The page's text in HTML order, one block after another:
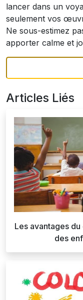
lancer dans un
seulement vos
Ne sous-estimez
apporter calme et
Articles Liés
Les avantages
des